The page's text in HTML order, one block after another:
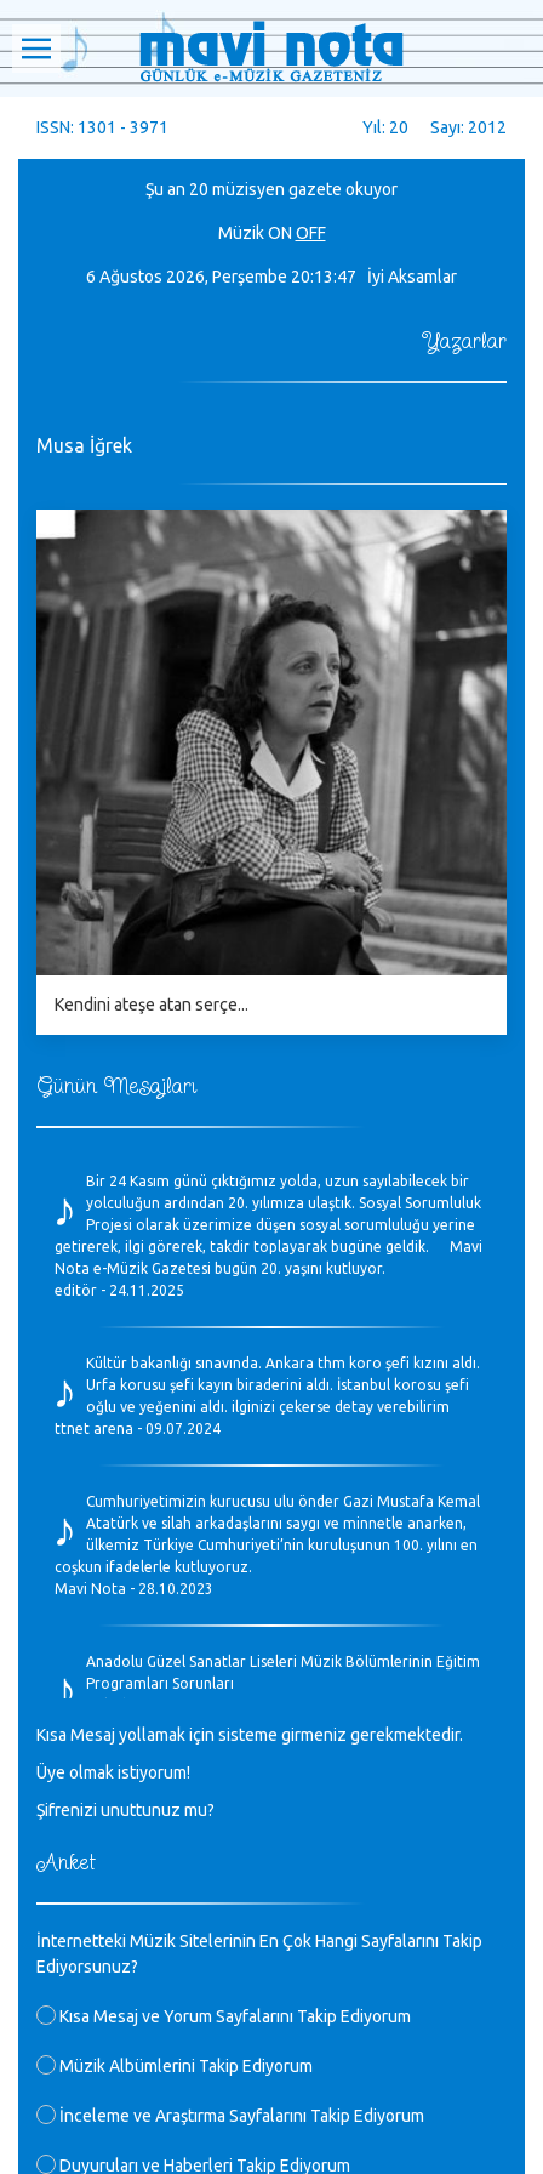
ISSN: 1301 - 3971 Yıl: 20 Sayı: 2012
Şu an 20 müzisyen gazete okuyor
MüzikON OFF
6 Ağustos 2026, Perşembe 20:13:48 İyi Aksamlar
Günün Mesajları
♪
Bir 24 Kasım günü çıktığımız yolda, uzun sayılabilecek bir
yolculuğun ardından 20. yılımıza ulaştık. Sosyal Sorumluluk
Projesi olarak üzerimize düşen sosyal sorumluluğu yerine
getirerek, ilgi görerek, takdir toplayarak bugüne geldik. Mavi
Nota e-Müzik Gazetesi bugün 20. yaşını kutluyor.
editör - 24.11.2025
♪
Kültür bakanlığı sınavında. Ankara thm koro şefi kızını aldı.
Urfa korusu şefi kayın biraderini aldı. İstanbul korosu şefi
oğlu ve yeğenini aldı. ilginizi çekerse detay verebilirim
ttnet arena - 09.07.2024
♪
Cumhuriyetimizin kurucusu ulu önder Gazi Mustafa Kemal
Atatürk ve silah arkadaşlarını saygı ve minnetle anarken,
ülkemiz Türkiye Cumhuriyeti’nin kuruluşunun 100. yılını en
coşkun ifadelerle kutluyoruz.
Mavi Nota - 28.10.2023
♪
Anadolu Güzel Sanatlar Liseleri Müzik Bölümlerinin Eğitim
Programları Sorunları
♪
GEÇMİŞ OLSUN TÜRKİYE!
Mavi Nota - 07.02.2023
♪
30 yıl sonra karşılaşmak çok güzel Kurtuluş, teveccüh
M.Semih Baylan - 08.01.2023
♪
Değerli Müfit hocama en içten sevgi saygılarımı iletin
yaptım.1994 yılında derginin bu daldaki ödülüne layık
görülmüştüm evde yıllar sonra plaketi buldum hadi bir
de verdiği ödülü değerli hocam arşivinde fotoğraf larımız ile
herkese en derin saygılarımı sunarım.Ne olur hocamın
Kısa Mesaj yollamak için sisteme girmeniz gerekmektedir.
Üye olmak istiyorum!
Şifrenizi unuttunuz mu?
Anket
İnternetteki Müzik Sitelerinin En Çok Hangi Sayfalarını Takip
Ediyorsunuz?
Kısa Mesaj ve Yorum Sayfalarını Takip Ediyorum
Müzik Albümlerini Takip Ediyorum
İnceleme ve Araştırma Sayfalarını Takip Ediyorum
Duyuruları ve Haberleri Takip Ediyorum
Yazarlar
Musa İğrek
Kendini ateşe atan serçe...